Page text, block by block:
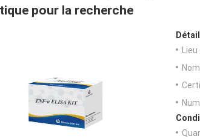
pour la recherche